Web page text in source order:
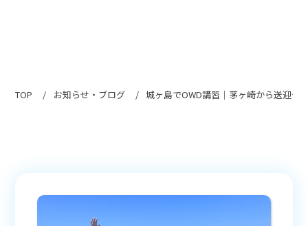
TOP お知らせ・ブログ 城ヶ島でOWD講習｜茅ヶ崎から送迎付